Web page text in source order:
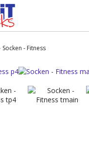
Socken - Fitness